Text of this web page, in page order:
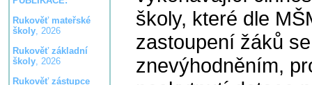
Rukověť mateřské
školy, 2026
Rukověť základní
školy, 2026
Rukověť zástupce
školy, které dle
zastoupení žáků
znevýhodněním,